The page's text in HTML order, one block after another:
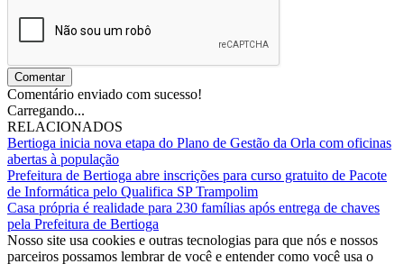
Comentar
Comentário enviado com sucesso!
Carregando...
RELACIONADOS
Bertioga inicia nova etapa do Plano de Gestão da Orla com oficinas
abertas à população
Prefeitura de Bertioga abre inscrições para curso gratuito de Pacote
de Informática pelo Qualifica SP Trampolim
Casa própria é realidade para 230 famílias após entrega de chaves
pela Prefeitura de Bertioga
Nosso site usa cookies e outras tecnologias para que nós e nossos
parceiros possamos lembrar de você e entender como você usa o